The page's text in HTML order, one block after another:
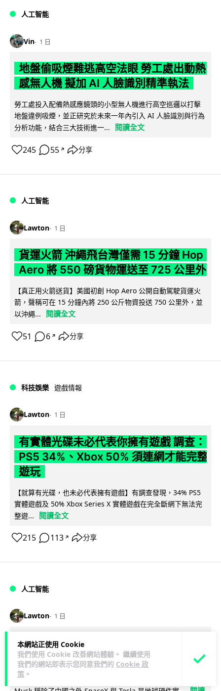
本網站正使用 Cookie
我們使用 Cookie 改善網站體驗。 繼續使用
我們的網站即表示您同意我們的 Cookie 政
策 。
人工智能
Vin 1 日
地盤偷吸煙難逃高空法眼 勞工處出動熱
感無人機 擬加 AI 人臉識別精準執法
勞工處投入配備熱感應鏡頭的小型無人機進行高空巡邏以打擊
地盤違例吸煙，並正研究於未來一年內引入 AI 人臉識別與行為
分析功能，結合三大技術進一...
閱讀全文
245 55 ↗ 分享
人工智能
Lawton 1 日
貨運火箭 沖繩飛台灣僅需 15 分鐘 Hop
Aero 將 550 磅貨物運送至 725 公里外
【真正用火箭送貨】美國初創 Hop Aero 公開自動駕駛貨運火
箭，聲稱可在 15 分鐘內將 250 公斤物資投送 750 公里外，並
以沖繩...
閱讀全文
51 6 ↗ 分享
科技娛樂 遊戲情報
Lawton 1 日
有實體光碟未必代表你擁有遊戲 調查：
PS5 34%、Xbox 50% 須連網才能完整
遊玩
【就算有光碟，也未必代表擁有遊戲】有調查發現，34% PS5
實體遊戲及 50% Xbox Series X 實體遊戲在完全斷網下無法完
整遊...
閱讀全文
215 113 ↗ 分享
人工智能
Lawton 1 日
Elon Musk 稱 SpaceX Tesla 是地球最
強兩間硬件公司 「除了中國之外」
SpaceX 舉行 2026 年第二季度業績電話會議，創辦人 Elon